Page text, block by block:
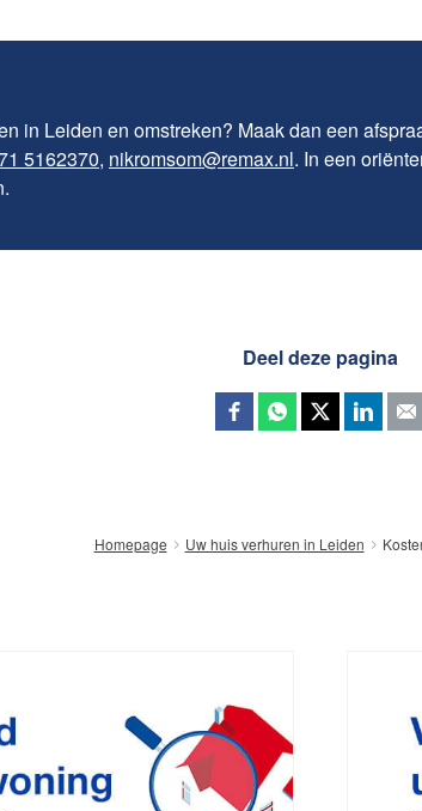
in Leiden en omstreken? Maak dan een
5162370, nikromsom@remax.nl. In een
Deel deze pagina
Homepage Uw huis verhuren in Leiden